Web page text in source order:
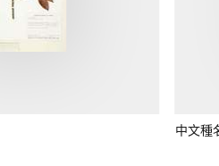
中文種